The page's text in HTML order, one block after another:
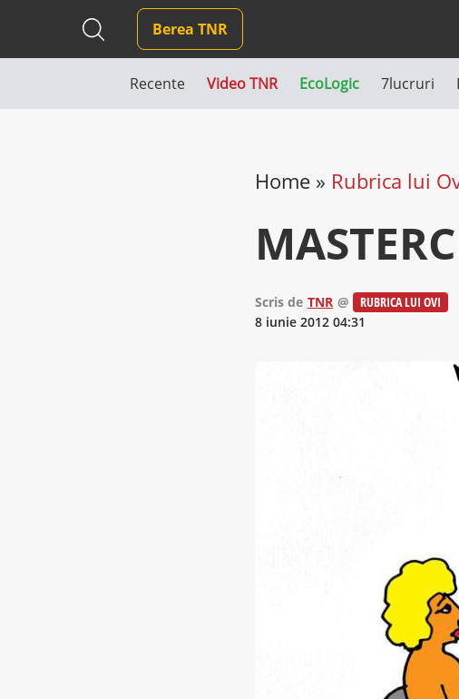
Berea TNR
Recente Video TNR EcoLogic 7lucruri
Home» Rubrica lui
Scris de TNR @
RUBRICA LUI OVI
8 iunie 2012 04:31